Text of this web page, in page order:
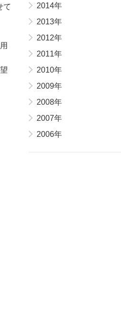
て
2014年
2013年
2012年
2011年
2010年
2009年
2008年
2007年
2006年